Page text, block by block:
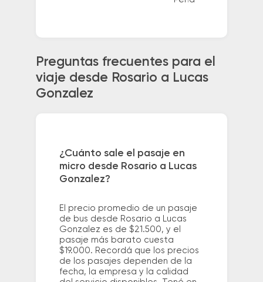
Preguntas frecuentes para el
viaje desde Rosario a Lucas
Gonzalez
¿Cuánto sale el pasaje en
micro desde Rosario a Lucas
Gonzalez?
El precio promedio de un pasaje
de bus desde Rosario a Lucas
Gonzalez es de $21.500, y el
pasaje más barato cuesta
$19.000. Recordá que los precios
de los pasajes dependen de la
fecha, la empresa y la calidad